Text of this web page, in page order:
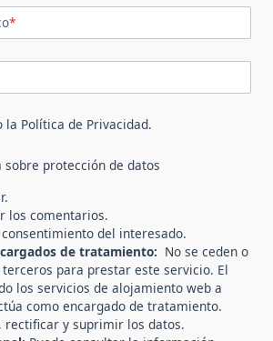
*
la Política de Privacidad.
protección de datos
los comentarios.
consentimiento del interesado.
de tratamiento: No se ceden o
para prestar este servicio. El
los servicios de alojamiento web a
como encargado de tratamiento.
rectificar y suprimir los datos.